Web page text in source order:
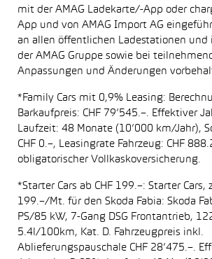
mit der AMAG Ladekarte/-App oder
App und von AMAG Import AG
an allen öffentlichen Ladestationen und
der AMAG Gruppe sowie bei
Anpassungen und Änderungen
*Family Cars mit 0,9% Leasing:
Barkaufpreis: CHF 79’545.–. Effektiver
Laufzeit: 48 Monate (10’000 km/Jahr),
CHF 0.–, Leasingrate Fahrzeug: CHF
obligatorischer Vollkaskoversicherung.
*Starter Cars ab CHF 199.–: Starter Cars,
199.–/Mt. für den Skoda Fabia: Skoda
PS/85 kW, 7-Gang DSG Frontantrieb,
5.4l/100km, Kat. D. Fahrzeugpreis inkl.
Ablieferungspauschale CHF 28’475.–.